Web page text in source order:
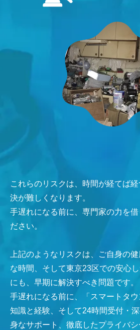
これらのリスクは、時間が経てば
決が難しくなります。
手遅れになる前に、専門家の力を借
ださい。
上記のようなリスクは、ご自身の
な時間、そして東京23区での安心
にも、早期に解決すべき問題です。
手遅れになる前に、「スマートタ
知識と経験、そして24時間受付・
身なサポート、徹底したプライバ